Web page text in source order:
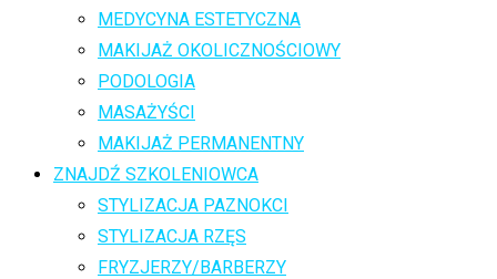
MEDYCYNA ESTETYCZNA
MAKIJAŻ OKOLICZNOŚCIOWY
PODOLOGIA
MASAŻYŚCI
MAKIJAŻ PERMANENTNY
ZNAJDŹ SZKOLENIOWCA
STYLIZACJA PAZNOKCI
STYLIZACJA RZĘS
FRYZJERZY/BARBERZY